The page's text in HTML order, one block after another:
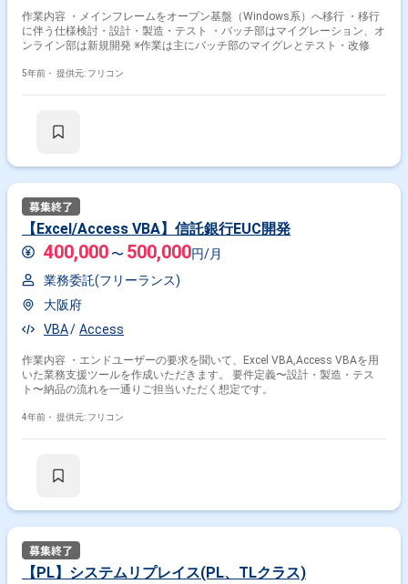
作業内容 ・メインフレームをオープン基盤（Windows系）へ移行 ・移行
に伴う仕様検討・設計・製造・テスト ・バッチ部はマイグレーション、オ
ンライン部は新規開発 ※作業は主にバッチ部のマイグレとテスト・改修
5年前・ 提供元: フリコン
【Excel/Access VBA】信託銀行EUC開発
400,000 〜 500,000円/月
業務委託(フリーランス)
大阪府
VBA
Access
作業内容 ・エンドユーザーの要求を聞いて、Excel VBA,Access VBAを用
いた業務支援ツールを作成いただきます。 要件定義〜設計・製造・テス
ト〜納品の流れを一通りご担当いただく想定です。
4年前・ 提供元: フリコン
【PL】システムリプレイス(PL、TLクラス)